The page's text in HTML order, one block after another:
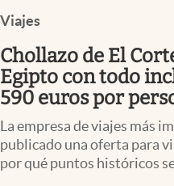
Viajes
Chollazo de El
Egipto con todo
590 euros por
La empresa de viajes más
publicado una oferta para
por qué puntos históricos